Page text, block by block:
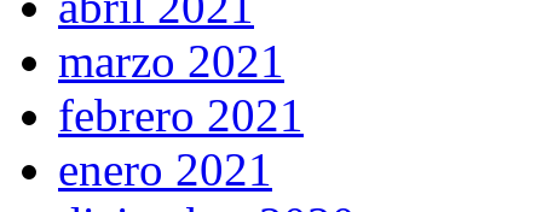
marzo 2021
febrero 2021
enero 2021